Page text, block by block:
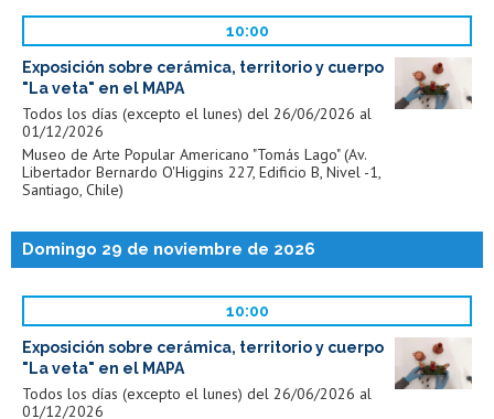
10:00
Exposición sobre cerámica, territorio y cuerpo
"La veta" en el MAPA
Todos los días (excepto el lunes) del 26/06/2026 al
01/12/2026
Museo de Arte Popular Americano "Tomás Lago" (Av.
Libertador Bernardo O'Higgins 227, Edificio B, Nivel -1,
Santiago, Chile)
Domingo 29 de noviembre de 2026
10:00
Exposición sobre cerámica, territorio y cuerpo
"La veta" en el MAPA
Todos los días (excepto el lunes) del 26/06/2026 al
01/12/2026